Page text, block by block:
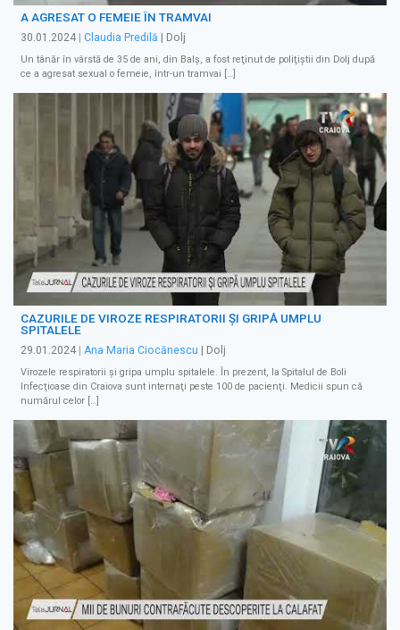
A AGRESAT O FEMEIE ÎN TRAMVAI
30.01.2024 Claudia Predilă | Dolj
Un tânăr în vârstă de 35 de ani, din Balş, a fost reţinut de poliţiştii din Dolj după
ce a agresat sexual o femeie, într-un tramvai […]
CAZURILE DE VIROZE RESPIRATORII ŞI GRIPĂ UMPLU
SPITALELE
29.01.2024 Ana Maria Ciocănescu | Dolj
Virozele respiratorii şi gripa umplu spitalele. În prezent, la Spitalul de Boli
Infecţioase din Craiova sunt internaţi peste 100 de pacienţi. Medicii spun că
numărul celor […]